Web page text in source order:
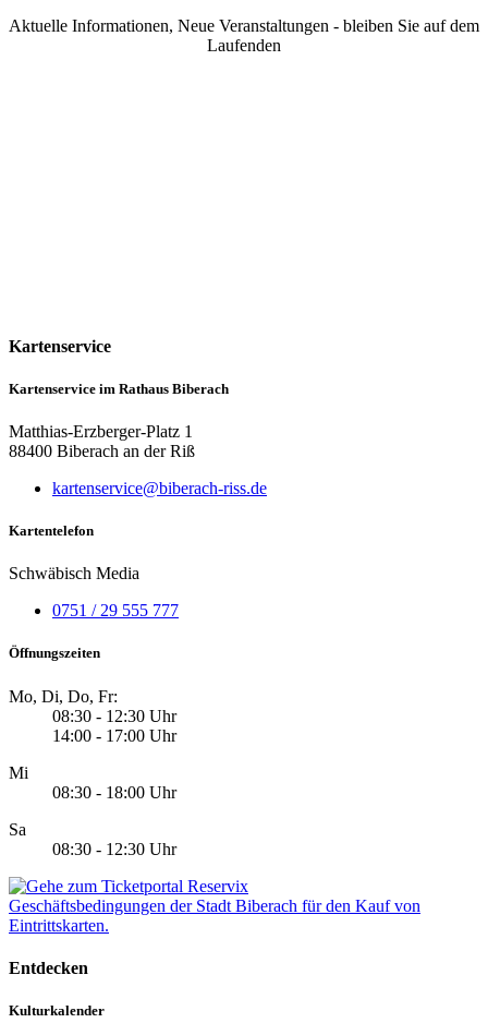
Aktuelle Informationen, Neue Veranstaltungen - bleiben Sie auf dem
Laufenden
Kartenservice
Kartenservice im Rathaus Biberach
Matthias-Erzberger-Platz 1
88400 Biberach an der Riß
kartenservice@biberach-riss.de
Kartentelefon
Schwäbisch Media
0751 / 29 555 777
Öffnungszeiten
Mo, Di, Do, Fr:
08:30 - 12:30 Uhr
14:00 - 17:00 Uhr
Mi
08:30 - 18:00 Uhr
Sa
08:30 - 12:30 Uhr
Geschäftsbedingungen der Stadt Biberach für den Kauf von
Eintrittskarten.
Entdecken
Kulturkalender